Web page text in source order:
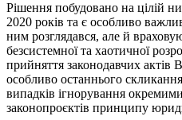
Рішення побудовано на цілій
2020 років та є особливо
ним розглядався, але й
безсистемної та хаотичної
прийняття законодавчих
особливо останнього
випадків ігнорування
законопроєктів принципу